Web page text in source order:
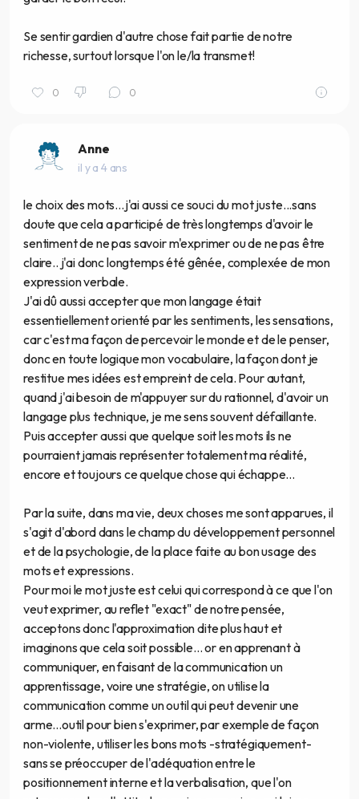
Se sentir gardien d'autre chose fait partie de notre
richesse, surtout lorsque l'on le/la transmet!
0 0
Anne
il y a 4 ans
le choix des mots...j'ai aussi ce souci du mot juste...sans
doute que cela a participé de très longtemps d'avoir le
sentiment de ne pas savoir m'exprimer ou de ne pas être
claire.. j'ai donc longtemps été gênée, complexée de mon
expression verbale.
J'ai dû aussi accepter que mon langage était
essentiellement orienté par les sentiments, les sensations,
car c'est ma façon de percevoir le monde et de le penser,
donc en toute logique mon vocabulaire, la façon dont je
restitue mes idées est empreint de cela. Pour autant,
quand j'ai besoin de m'appuyer sur du rationnel, d'avoir un
langage plus technique, je me sens souvent défaillante.
Puis accepter aussi que quelque soit les mots ils ne
pourraient jamais représenter totalement ma réalité,
encore et toujours ce quelque chose qui échappe...
Par la suite, dans ma vie, deux choses me sont apparues, il
s'agit d'abord dans le champ du développement personnel
et de la psychologie, de la place faite au bon usage des
mots et expressions.
Pour moi le mot juste est celui qui correspond à ce que l'on
veut exprimer, au reflet "exact" de notre pensée,
acceptons donc l'approximation dite plus haut et
imaginons que cela soit possible... or en apprenant à
communiquer, en faisant de la communication un
apprentissage, voire une stratégie, on utilise la
communication comme un outil qui peut devenir une
arme...outil pour bien s'exprimer, par exemple de façon
non-violente, utiliser les bons mots -stratégiquement-
sans se préoccuper de l'adéquation entre le
positionnement interne et la verbalisation, que l'on